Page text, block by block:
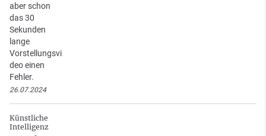
aber schon
das 30
Sekunden
lange
Vorstellungsvi
deo einen
Fehler.
26.07.2024
Künstliche
Intelligenz